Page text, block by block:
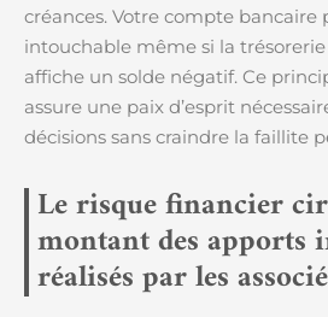
créances. Votre compte bancaire
intouchable même si la
affiche un solde négatif. Ce
assure une paix d’esprit
décisions sans craindre la faillite
Le risque financier
montant des
réalisés par les